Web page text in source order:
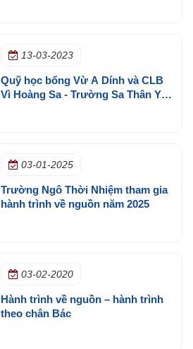
13-03-2023
Quỹ học bổng Vừ A Dính và CLB
Vì Hoàng Sa - Trường Sa Thân Yêu
03-01-2025
Trường Ngô Thời Nhiệm tham gia
hành trình về nguồn năm 2025
03-02-2020
Hành trình về nguồn – hành trình
theo chân Bác